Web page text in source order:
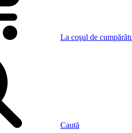
La coşul de
Caută